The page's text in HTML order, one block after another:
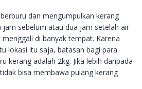
dan mengumpulkan kerang
jam sebelum atau dua jam setelah air
di banyak tempat. Karena
lokasi itu saja, batasan bagi para
kerang adalah 2kg. Jika lebih daripada
bisa membawa pulang kerang